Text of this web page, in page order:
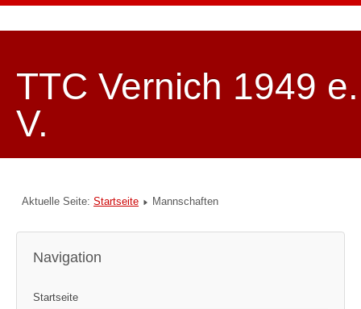
TTC Vernich 1949 e.
V.
Aktuelle Seite: Startseite Mannschaften
Navigation
Startseite